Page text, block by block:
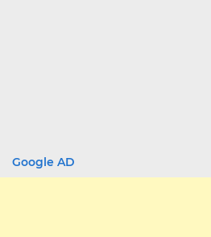
Google AD